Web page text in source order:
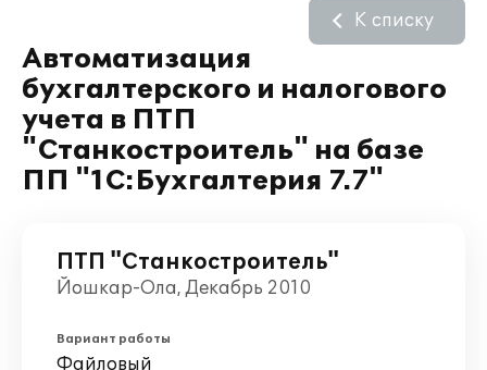
Автоматизация
бухгалтерского и налогового
учета в ПТП
"Станкостроитель" на базе
ПП "1С:Бухгалтерия 7.7"
К списку
ПТП "Станкостроитель"
Йошкар-Ола, Декабрь 2010
Вариант работы
Файловый